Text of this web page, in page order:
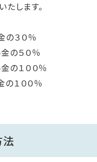
します。
３０％
０％
００％
１００％